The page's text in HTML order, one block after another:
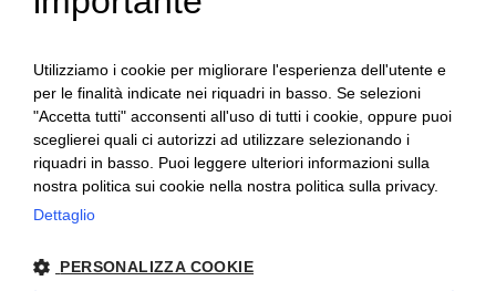
Microsoft 365 per aziende
Videoconferenza e Telefonia IP
Stampanti Multifunzione
© Copyright 2022 SISPAC S.r.l. - Capitale Sociale 10.000 euro
Utilizziamo i cookie per migliorare l'esperienza dell'utente e
per le finalità indicate nei riquadri in basso. Se selezioni
"Accetta tutti" acconsenti all'uso di tutti i cookie, oppure puoi
sceglierei quali ci autorizzi ad utilizzare selezionando i
riquadri in basso. Puoi leggere ulteriori informazioni sulla
nostra politica sui cookie nella nostra politica sulla privacy.
Dettaglio
PERSONALIZZA COOKIE